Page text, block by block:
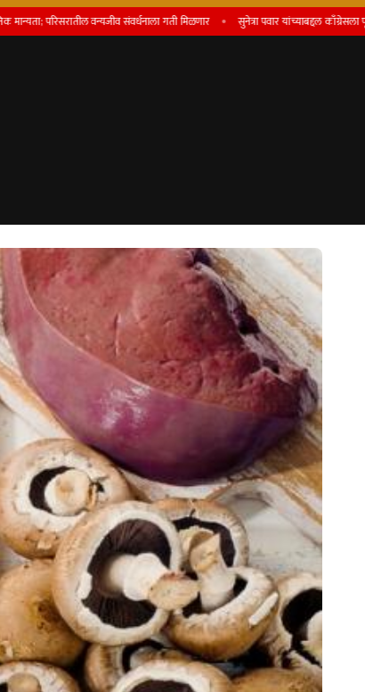
वन्यजीव संवर्धनाला गती मिळणार सुनेत्रा पवार यांच्याबद्दल काँग्रेसला पूर्ण आदर, ‘गुंगी